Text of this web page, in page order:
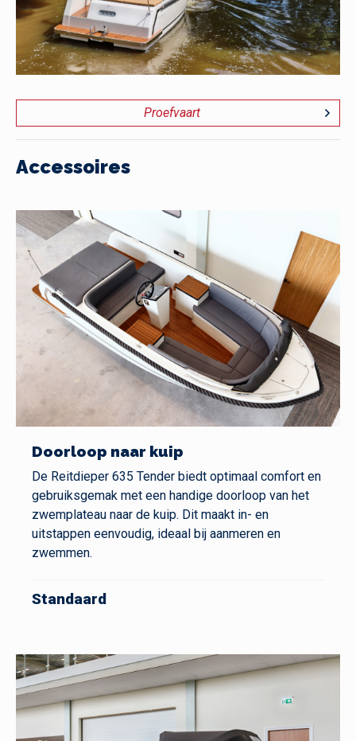
Proefvaart
Accessoires
Doorloop naar kuip
De Reitdieper 635 Tender biedt optimaal comfort en
gebruiksgemak met een handige doorloop van het
zwemplateau naar de kuip. Dit maakt in- en
uitstappen eenvoudig, ideaal bij aanmeren en
zwemmen.
Standaard